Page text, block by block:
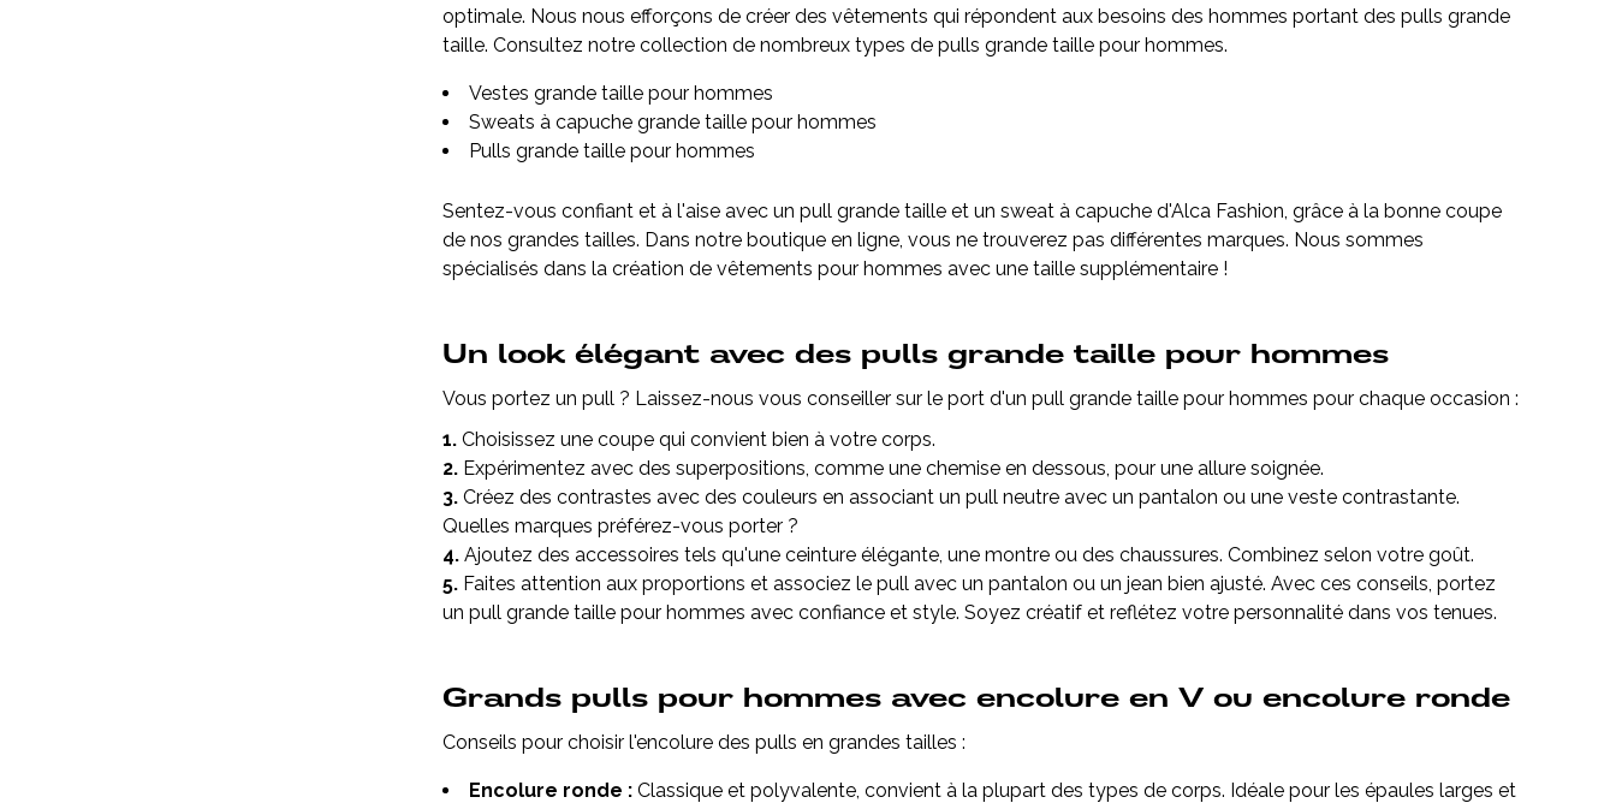
optimale. Nous nous efforçons de créer des vêtements qui répondent aux besoins des hommes portant des pulls grande
taille. Consultez notre collection de nombreux types de pulls grande taille pour hommes.
Vestes grande taille pour hommes
Sweats à capuche grande taille pour hommes
Pulls grande taille pour hommes
Sentez-vous confiant et à l'aise avec un pull grande taille et un sweat à capuche d'Alca Fashion, grâce à la bonne coupe
de nos grandes tailles. Dans notre boutique en ligne, vous ne trouverez pas différentes marques. Nous sommes
spécialisés dans la création de vêtements pour hommes avec une taille supplémentaire !
Un look élégant avec des pulls grande taille pour hommes
Vous portez un pull ? Laissez-nous vous conseiller sur le port d'un pull grande taille pour hommes pour chaque occasion :
1. Choisissez une coupe qui convient bien à votre corps.
2. Expérimentez avec des superpositions, comme une chemise en dessous, pour une allure soignée.
3. Créez des contrastes avec des couleurs en associant un pull neutre avec un pantalon ou une veste contrastante.
Quelles marques préférez-vous porter ?
4. Ajoutez des accessoires tels qu'une ceinture élégante, une montre ou des chaussures. Combinez selon votre goût.
5. Faites attention aux proportions et associez le pull avec un pantalon ou un jean bien ajusté. Avec ces conseils, portez
un pull grande taille pour hommes avec confiance et style. Soyez créatif et reflétez votre personnalité dans vos tenues.
Grands pulls pour hommes avec encolure en V ou encolure ronde
Conseils pour choisir l'encolure des pulls en grandes tailles :
Encolure ronde : Classique et polyvalente, convient à la plupart des types de corps. Idéale pour les épaules larges et